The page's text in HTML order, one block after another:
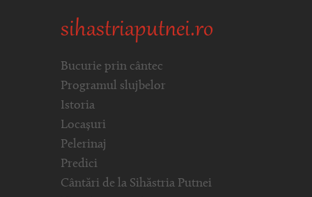
sihastriaputnei.ro
Bucurie prin cântec
Programul slujbelor
Istoria
Locașuri
Pelerinaj
Predici
Cântări de la Sihăstria Putnei